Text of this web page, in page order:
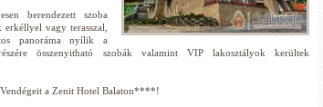
berendezett szoba
vagy terasszal,
panoráma nyílik a
összenyitható szobák valamint VIP lakosztályok kerültek
Vendégeit a Zenit Hotel Balaton****!